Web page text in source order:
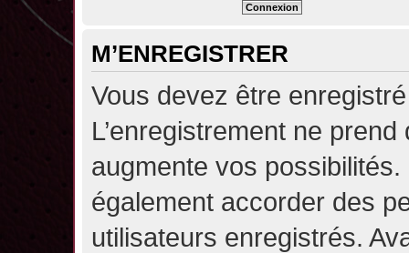
M’ENREGISTRER
Vous devez être
L’enregistrement ne
augmente vos possibilités.
également accorder des
utilisateurs enregistrés.